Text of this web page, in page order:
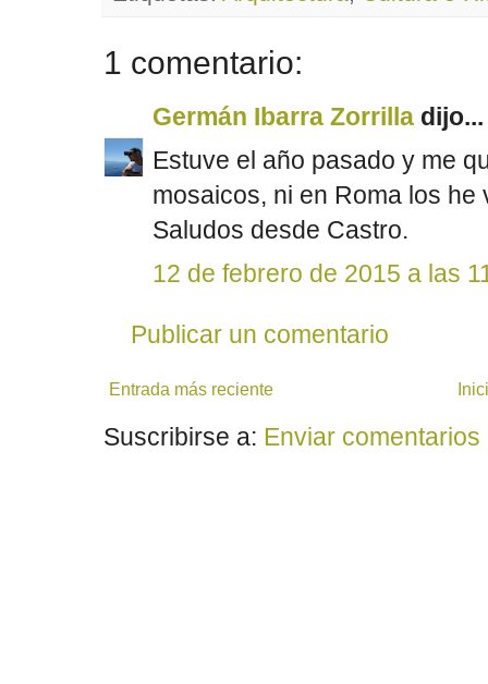
1 comentario:
Germán Ibarra Zorrilla dijo...
Estuve el año pasado y me
mosaicos, ni en Roma los he
Saludos desde Castro.
12 de febrero de 2015 a las
Publicar un comentario
Entrada más reciente
Suscribirse a: Enviar comentarios